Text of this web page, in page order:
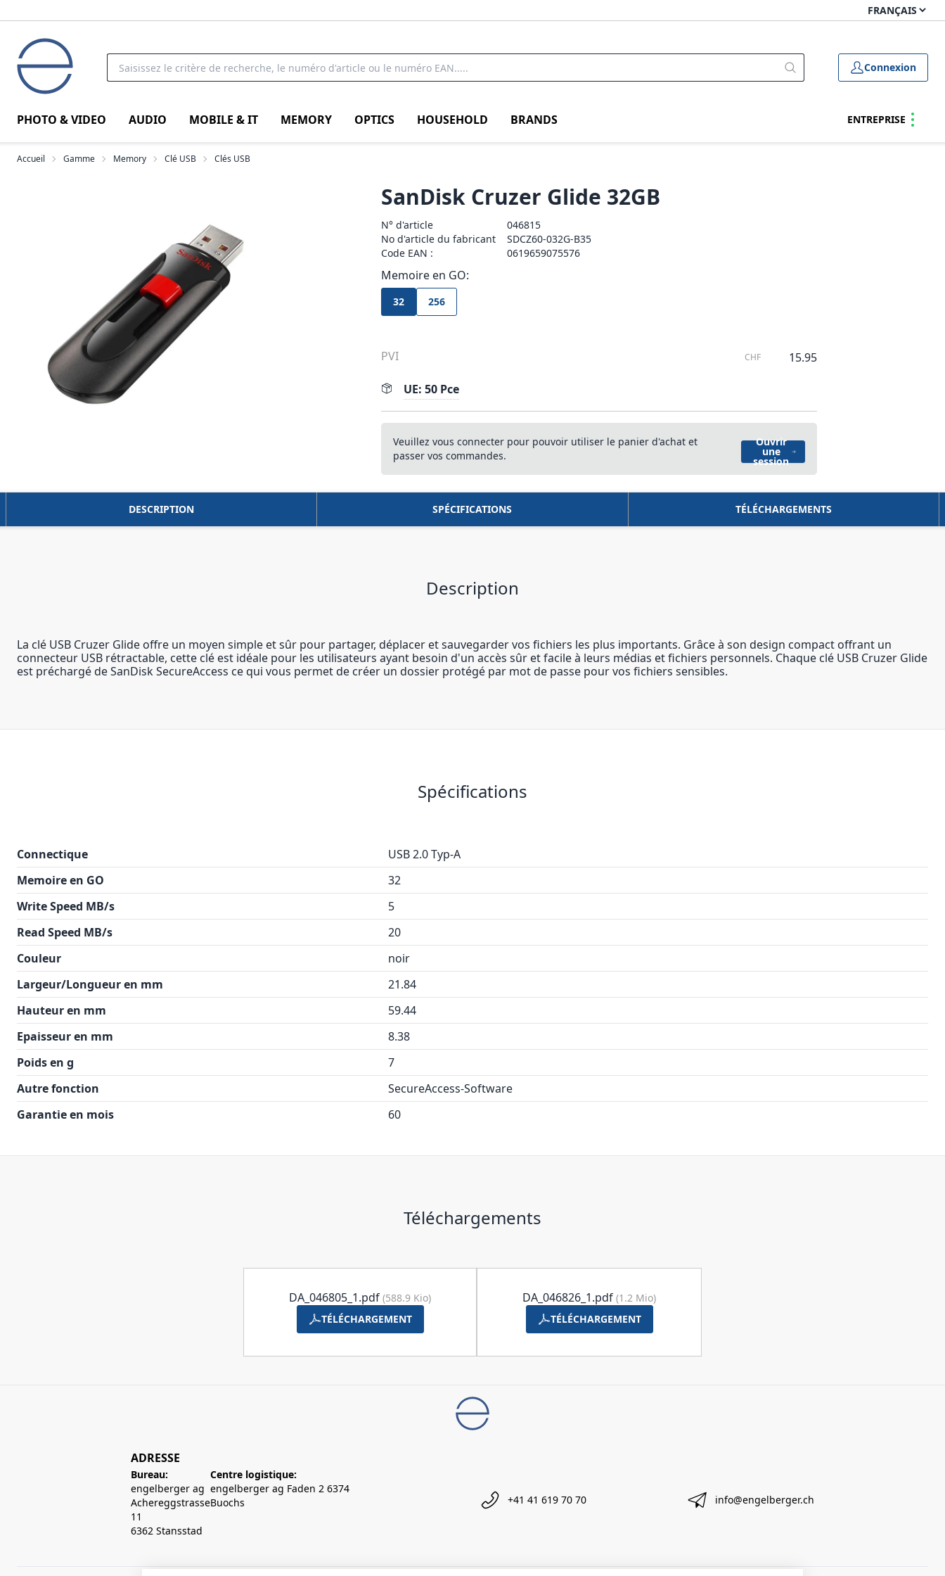
Connexion
PHOTO & VIDEO AUDIO MOBILE & IT MEMORY OPTICS HOUSEHOLD BRANDS ENTREPRISE
Accueil Gamme Memory Clé USB Clés USB
SanDisk Cruzer Glide 32GB
N° d'article
046815
No d'article du fabricant
SDCZ60-032G-B35
Code EAN :
0619659075576
Memoire en GO:
32 256
PVI CHF 15.95
UE: 50 Pce
Veuillez vous connecter pour pouvoir utiliser le panier d'achat et
passer vos commandes.
Ouvrir
une
session
DESCRIPTION SPÉCIFICATIONS TÉLÉCHARGEMENTS
Description
La clé USB Cruzer Glide offre un moyen simple et sûr pour partager, déplacer et sauvegarder vos fichiers les plus importants. Grâce à son design compact offrant un
connecteur USB rétractable, cette clé est idéale pour les utilisateurs ayant besoin d'un accès sûr et facile à leurs médias et fichiers personnels. Chaque clé USB Cruzer Glide
est préchargé de SanDisk SecureAccess ce qui vous permet de créer un dossier protégé par mot de passe pour vos fichiers sensibles.
Spécifications
Connectique
USB 2.0 Typ-A
Memoire en GO
32
Write Speed MB/s
5
Read Speed MB/s
20
Couleur
noir
Largeur/Longueur en mm
21.84
Hauteur en mm
59.44
Epaisseur en mm
8.38
Poids en g
7
Autre fonction
SecureAccess-Software
Garantie en mois
60
Téléchargements
DA_046805_1.pdf (588.9 Kio)
TÉLÉCHARGEMENT
DA_046826_1.pdf (1.2 Mio)
TÉLÉCHARGEMENT
ADRESSE
Bureau:
engelberger ag
Achereggstrasse
11
6362 Stansstad
Centre logistique:
engelberger ag Faden 2 6374
Buochs
+41 41 619 70 70 info@engelberger.ch